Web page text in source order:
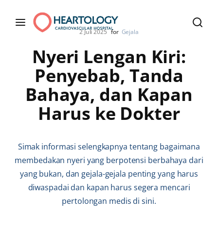
2 Juli 2025 for Gejala
Nyeri Lengan Kiri:
Penyebab, Tanda
Bahaya, dan Kapan
Harus ke Dokter
Simak informasi selengkapnya tentang bagaimana
membedakan nyeri yang berpotensi berbahaya dari
yang bukan, dan gejala-gejala penting yang harus
diwaspadai dan kapan harus segera mencari
pertolongan medis di sini.